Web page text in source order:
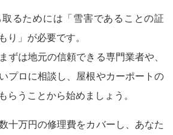
るためには「雪害であることの証
り」が必要です。
ずは地元の信頼できる専門業者や、
プロに相談し、屋根やカーポートの
らうことから始めましょう。
十万円の修理費をカバーし、あなた